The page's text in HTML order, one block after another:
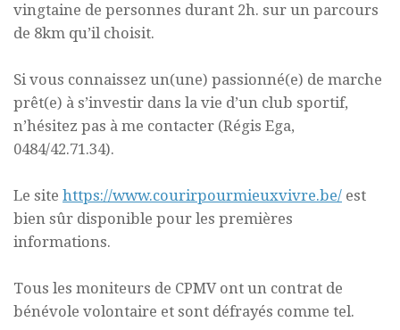
vingtaine de personnes durant 2h. sur un parcours
de 8km qu’il choisit.
Si vous connaissez un(une) passionné(e) de marche
prêt(e) à s’investir dans la vie d’un club sportif,
n’hésitez pas à me contacter (Régis Ega,
0484/42.71.34).
Le site https://www.courirpourmieuxvivre.be/ est
bien sûr disponible pour les premières
informations.
Tous les moniteurs de CPMV ont un contrat de
bénévole volontaire et sont défrayés comme tel.